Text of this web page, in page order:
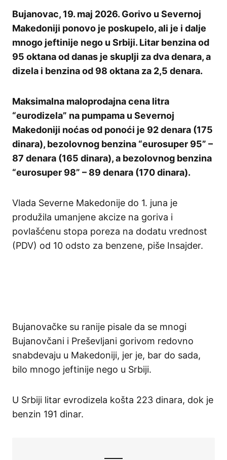
Bujanovac, 19. maj 2026. Gorivo u Severnoj
Makedoniji ponovo je poskupelo, ali je i dalje
mnogo jeftinije nego u Srbiji. Litar benzina od
95 oktana od danas je skuplji za dva denara, a
dizela i benzina od 98 oktana za 2,5 denara.
Maksimalna maloprodajna cena litra
“eurodizela” na pumpama u Severnoj
Makedoniji noćas od ponoći je 92 denara (175
dinara), bezolovnog benzina “eurosuper 95” –
87 denara (165 dinara), a bezolovnog benzina
“eurosuper 98” – 89 denara (170 dinara).
Vlada Severne Makedonije do 1. juna je
produžila umanjene akcize na goriva i
povlašćenu stopa poreza na dodatu vrednost
(PDV) od 10 odsto za benzene, piše Insajder.
Bujanovačke su ranije pisale da se mnogi
Bujanovčani i Preševljani gorivom redovno
snabdevaju u Makedoniji, jer je, bar do sada,
bilo mnogo jeftinije nego u Srbiji.
U Srbiji litar evrodizela košta 223 dinara, dok je
benzin 191 dinar.